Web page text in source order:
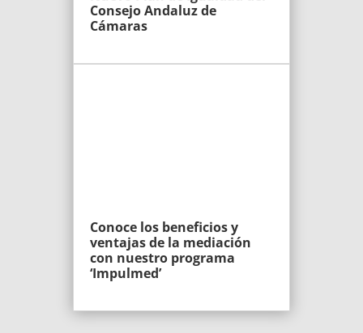
Consejo Andaluz de
Cámaras
Conoce los beneficios y
ventajas de la mediación
con nuestro programa
‘Impulmed’